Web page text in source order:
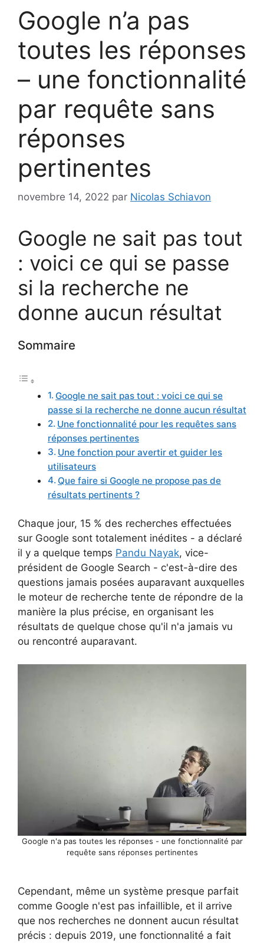
Google n’a pas
toutes les réponses
– une fonctionnalité
par requête sans
réponses
pertinentes
novembre 14, 2022 par Nicolas Schiavon
Google ne sait pas tout
: voici ce qui se passe
si la recherche ne
donne aucun résultat
Sommaire
Google ne sait pas tout : voici ce qui se
passe si la recherche ne donne aucun résultat
Une fonctionnalité pour les requêtes sans
réponses pertinentes
Une fonction pour avertir et guider les
utilisateurs
Que faire si Google ne propose pas de
résultats pertinents ?
Chaque jour, 15 % des recherches effectuées
sur Google sont totalement inédites - a déclaré
il y a quelque temps Pandu Nayak, vice-
président de Google Search - c'est-à-dire des
questions jamais posées auparavant auxquelles
le moteur de recherche tente de répondre de la
manière la plus précise, en organisant les
résultats de quelque chose qu'il n'a jamais vu
ou rencontré auparavant.
Google n'a pas toutes les réponses - une fonctionnalité par
requête sans réponses pertinentes
Cependant, même un système presque parfait
comme Google n'est pas infaillible, et il arrive
que nos recherches ne donnent aucun résultat
précis : depuis 2019, une fonctionnalité a fait